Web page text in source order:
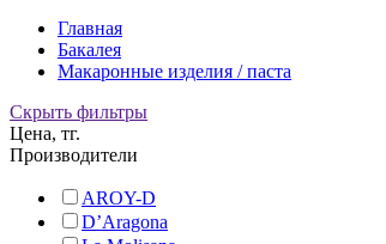
Главная
Бакалея
Макаронные изделия / паста
Скрыть фильтры
Цена, тг.
Производители
AROY-D
D’Aragona